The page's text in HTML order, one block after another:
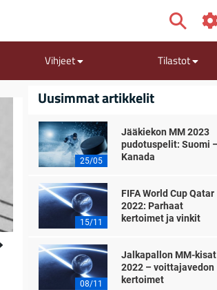
Vihjeet Tilastot
Uusimmat artikkelit
25/05
Jääkiekon MM 2023
pudotuspelit: Suomi –
Kanada
15/11
FIFA World Cup Qatar
2022: Parhaat
kertoimet ja vinkit
08/11
Jalkapallon MM-kisat
2022 – voittajavedon
kertoimet